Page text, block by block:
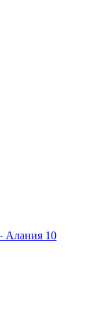
Алания 10